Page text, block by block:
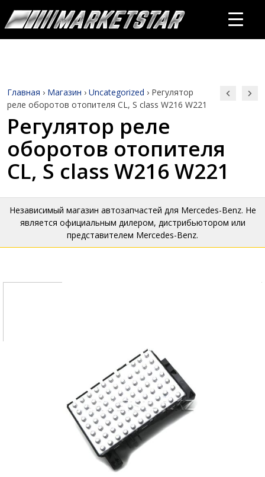
Главная › Магазин › Uncategorized › Регулятор
реле оборотов отопителя CL, S class W216 W221
Регулятор реле
оборотов отопителя
CL, S class W216 W221
Независимый магазин автозапчастей для Mercedes-Benz. Не
является официальным дилером, дистрибьютором или
представителем Mercedes-Benz.